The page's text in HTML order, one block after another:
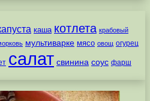
каша котлета крабовый
мультиварке мясо овощ огурец
салат свинина соус фарш